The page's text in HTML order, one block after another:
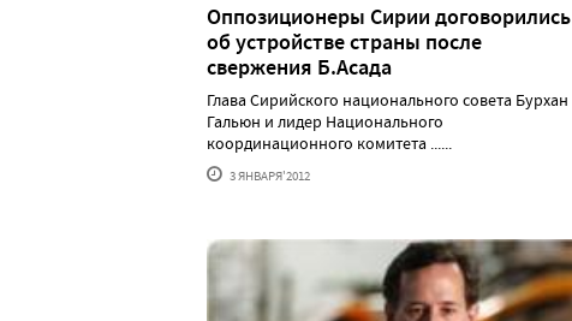
Оппозиционеры Сирии договорились
об устройстве страны после
свержения Б.Асада
Глава Сирийского национального совета Бурхан
Гальюн и лидер Национального
координационного комитета ......
3 ЯНВАРЯ'2012